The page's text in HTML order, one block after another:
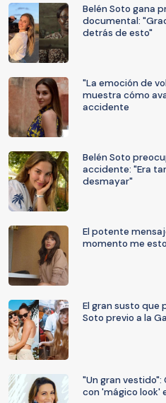
Belén Soto gana
documental:
detrás de esto"
"La emoción de
muestra cómo
accidente
Belén Soto
accidente: "Era
desmayar"
El potente
momento me
El gran susto que
Soto previo a la
"Un gran
con 'mágico look'